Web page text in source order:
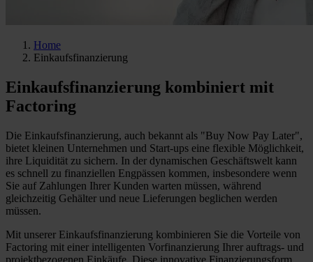
Home
Einkaufsfinanzierung
Einkaufsfinanzierung kombiniert mit
Factoring
Die Einkaufsfinanzierung, auch bekannt als "Buy Now Pay Later",
bietet kleinen Unternehmen und Start-ups eine flexible Möglichkeit,
ihre Liquidität zu sichern. In der dynamischen Geschäftswelt kann
es schnell zu finanziellen Engpässen kommen, insbesondere wenn
Sie auf Zahlungen Ihrer Kunden warten müssen, während
gleichzeitig Gehälter und neue Lieferungen beglichen werden
müssen.
Mit unserer Einkaufsfinanzierung kombinieren Sie die Vorteile von
Factoring mit einer intelligenten Vorfinanzierung Ihrer auftrags- und
projektbezogenen Einkäufe. Diese innovative Finanzierungsform